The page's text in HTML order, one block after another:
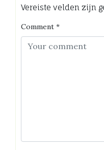
Vereiste velden zijn
Comment *